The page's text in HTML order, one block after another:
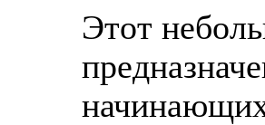
Этот